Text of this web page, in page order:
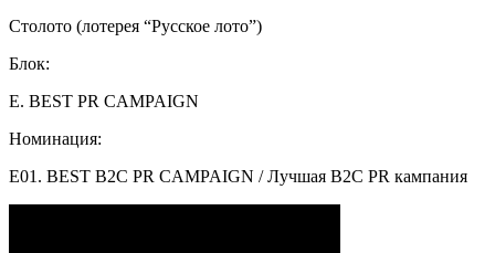
Столото (лотерея “Русское лото”)
Блок:
E. BEST PR CAMPAIGN
Номинация:
E01. BEST B2C PR CAMPAIGN / Лучшая B2C PR кампания